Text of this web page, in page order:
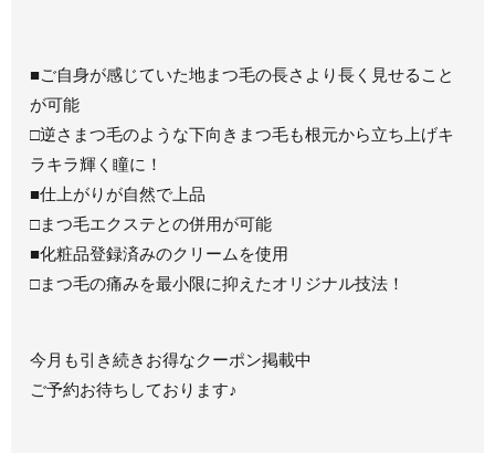
■ご自身が感じていた地まつ毛の長さより長く見せること
が可能
□逆さまつ毛のような下向きまつ毛も根元から立ち上げキ
ラキラ輝く瞳に！
■仕上がりが自然で上品
□まつ毛エクステとの併用が可能
■化粧品登録済みのクリームを使用
□まつ毛の痛みを最小限に抑えたオリジナル技法！
今月も引き続きお得なクーポン掲載中
ご予約お待ちしております♪